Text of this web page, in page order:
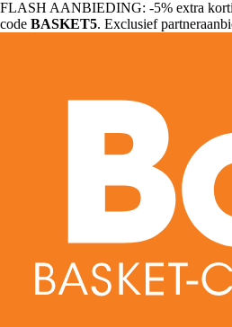
FLASH AANBIEDING: -5% extra
code BASKET5. Exclusief